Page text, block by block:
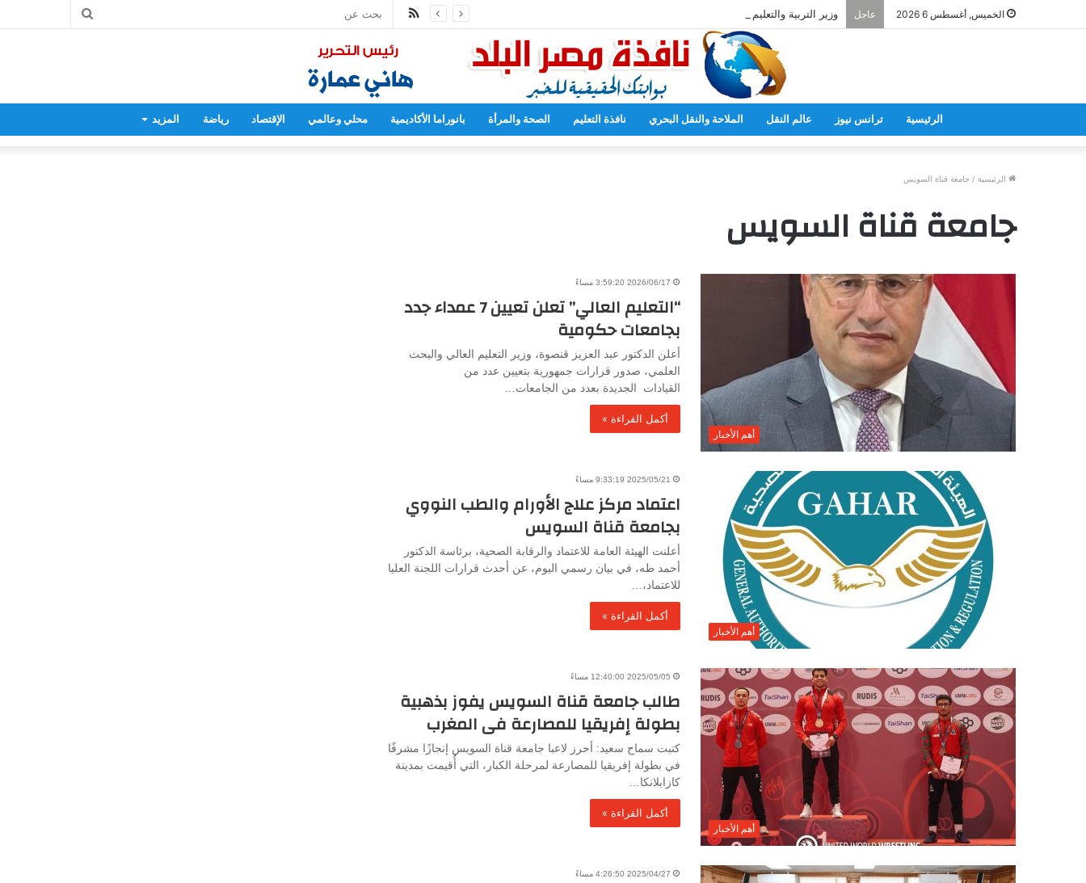
الخميس, أغسطس 6 2026 عاجل وزير التربية والتعليم يعلن زيادة عدد المدارس المصرية اليابانية إلى 102
بحث
ملخص
الموقع
RSS
الرئيسية ترانس نيوز عالم النقل الملاحة والنقل البحري نافذة التعليم الصحة والمرأة بانوراما الأكاديمية محلي وعالمي الإقتصاد رياضة المزيد
الرئيسية / جامعة قناة السويس
جامعة قناة السويس
أهم الأخبار
2026/06/17 3:59:20 مساءً
“التعليم العالي” تعلن تعيين 7 عمداء جدد
بجامعات حكومية
أعلن الدكتور عبد العزيز قنصوة، وزير التعليم العالي والبحث
العلمي، صدور قرارات جمهورية بتعيين عدد من
القيادات الجديدة بعدد من الجامعات…
أكمل القراءة »
أهم الأخبار
2025/05/21 9:33:19 مساءً
اعتماد مركز علاج الأورام والطب النووي
بجامعة قناة السويس
أعلنت الهيئة العامة للاعتماد والرقابة الصحية، برئاسة الدكتور
أحمد طه، في بيان رسمي اليوم، عن أحدث قرارات اللجنة العليا
للاعتماد،…
أكمل القراءة »
أهم الأخبار
2025/05/05 12:40:00 مساءً
طالب جامعة قناة السويس يفوز بذهبية
بطولة إفريقيا للمصارعة فى المغرب
كتبت سماح سعيد: أحرز لاعبا جامعة قناة السويس إنجازًا مشرفًا
في بطولة إفريقيا للمصارعة لمرحلة الكبار، التي أُقيمت بمدينة
كازابلانكا…
أكمل القراءة »
2025/04/27 4:26:50 مساءً